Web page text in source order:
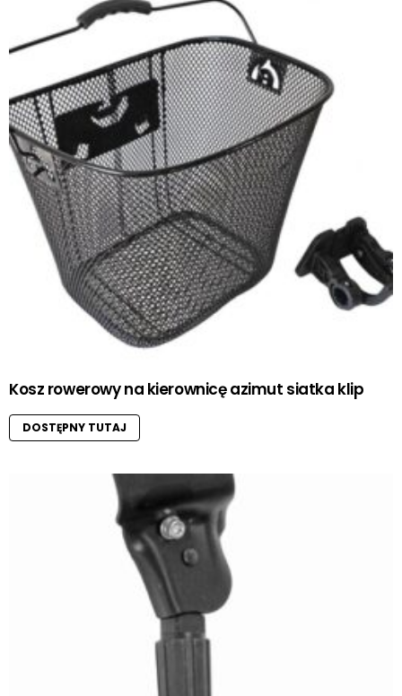
Kosz rowerowy na kierownicę azimut siatka klip
DOSTĘPNY TUTAJ